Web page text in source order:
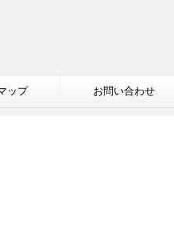
ップ お問い合わせ